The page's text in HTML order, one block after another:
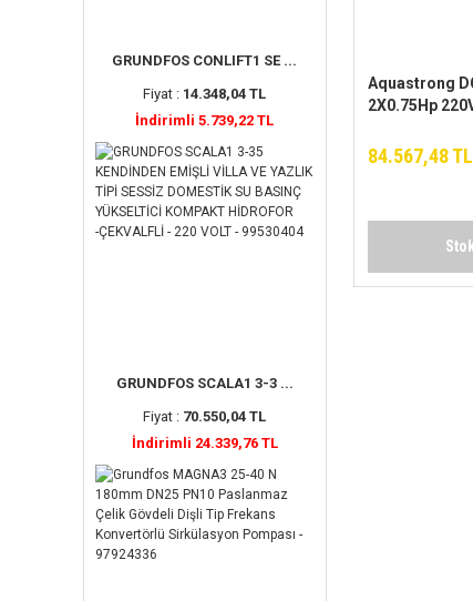
GRUNDFOS CONLIFT1 SE ...
Fiyat : 14.348,04 TL
İndirimli 5.739,22 TL
GRUNDFOS SCALA1 3-3 ...
Fiyat : 70.550,04 TL
İndirimli 24.339,76 TL
Aquastrong
2X0.75Hp
84.567,48 TL